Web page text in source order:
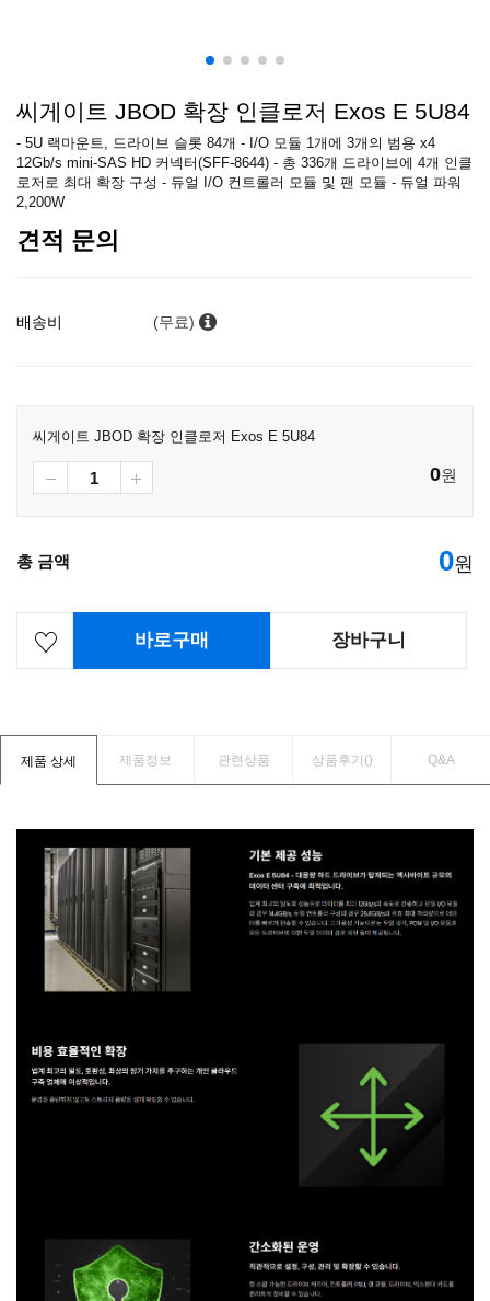
씨게이트 JBOD 확장 인클로저 Exos E 5U84
- 5U 랙마운트, 드라이브 슬롯 84개 - I/O 모듈 1개에 3개의 범용 x4
12Gb/s mini-SAS HD 커넥터(SFF-8644) - 총 336개 드라이브에 4개 인클
로저로 최대 확장 구성 - 듀얼 I/O 컨트롤러 모듈 및 팬 모듈 - 듀얼 파워
2,200W
견적 문의
배송비 (무료)
씨게이트 JBOD 확장 인클로저 Exos E 5U84
0원
총 금액 0원
바로구매 장바구니
제품 상세 제품정보 관련상품 상품후기() Q&A